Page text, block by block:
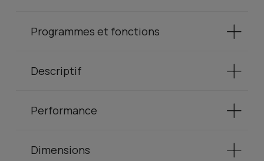
Programmes et fonctions
Descriptif
Performance
Dimensions